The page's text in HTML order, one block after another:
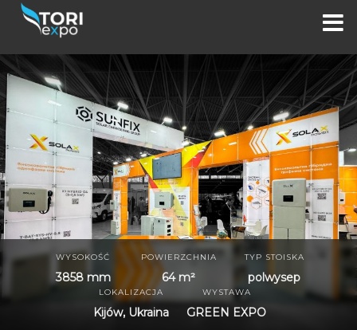
WYSOKOŚĆ
3858 mm
POWIERZCHNIA
64 m²
TYP STOISKA
polwysep
LOKALIZACJA
Kijów, Ukraina
WYSTAWA
GREEN EXPO